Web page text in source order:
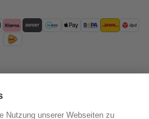
Nutzung unserer Webseiten zu